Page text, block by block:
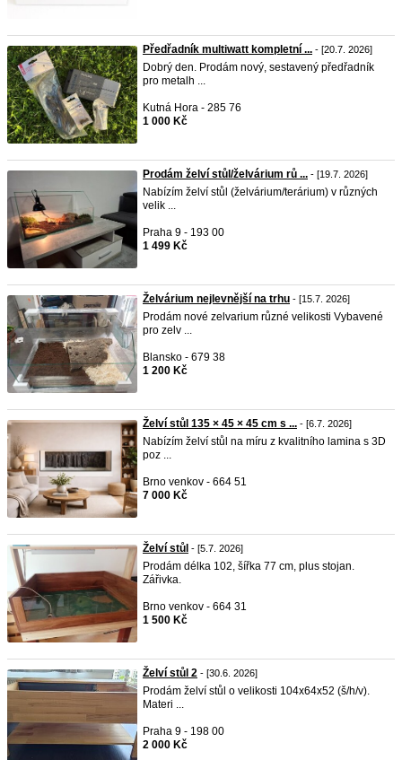
Předřadník multiwatt kompletní ... - [20.7. 2026]
Dobrý den. Prodám nový, sestavený předřadník
pro metalh ...
Kutná Hora - 285 76
1 000 Kč
Prodám želví stůl/želvárium rů ... - [19.7. 2026]
Nabízím želví stůl (želvárium/terárium) v různých
velik ...
Praha 9 - 193 00
1 499 Kč
Želvárium nejlevnější na trhu - [15.7. 2026]
Prodám nové zelvarium různé velikosti Vybavené
pro zelv ...
Blansko - 679 38
1 200 Kč
Želví stůl 135 × 45 × 45 cm s ... - [6.7. 2026]
Nabízím želví stůl na míru z kvalitního lamina s 3D
poz ...
Brno venkov - 664 51
7 000 Kč
Želví stůl - [5.7. 2026]
Prodám délka 102, šířka 77 cm, plus stojan.
Zářivka.
Brno venkov - 664 31
1 500 Kč
Želví stůl 2 - [30.6. 2026]
Prodám želví stůl o velikosti 104x64x52 (š/h/v).
Materi ...
Praha 9 - 198 00
2 000 Kč